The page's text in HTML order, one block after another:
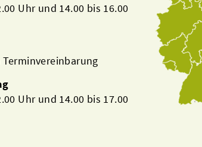
Uhr und 14.00 bis 16.00
Uhr und 14.00 bis 17.00